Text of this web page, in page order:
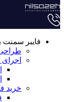
فایبر سمنت
خرید